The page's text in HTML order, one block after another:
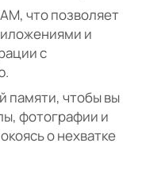
что позволяет
и
с
памяти, чтобы вы
фотографии и
о нехватке